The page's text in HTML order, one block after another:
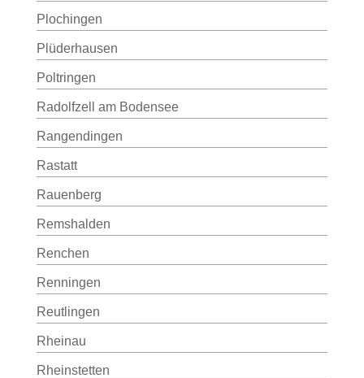
Plochingen
Plüderhausen
Poltringen
Radolfzell am Bodensee
Rangendingen
Rastatt
Rauenberg
Remshalden
Renchen
Renningen
Reutlingen
Rheinau
Rheinstetten